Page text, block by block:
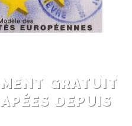
GRATUIT
DEPUIS